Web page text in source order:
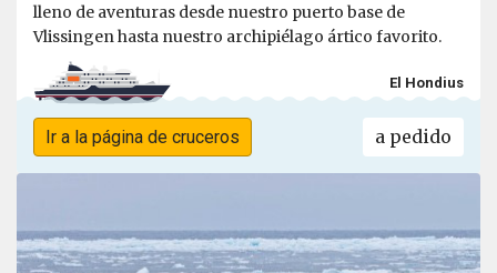
lleno de aventuras desde nuestro puerto base de
Vlissingen hasta nuestro archipiélago ártico favorito.
El Hondius
Ir a la página de cruceros a pedido